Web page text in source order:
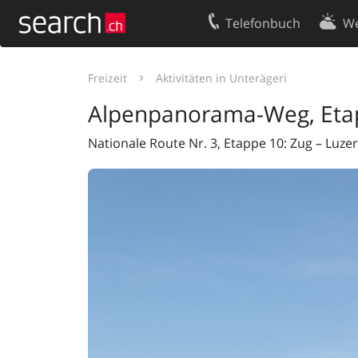
Telefonbuch
Freizeit Aktivitäten in Unterägeri
Alpenpanorama-Weg,
Nationale Route Nr. 3, Etappe 10: Zug –
Kontakt